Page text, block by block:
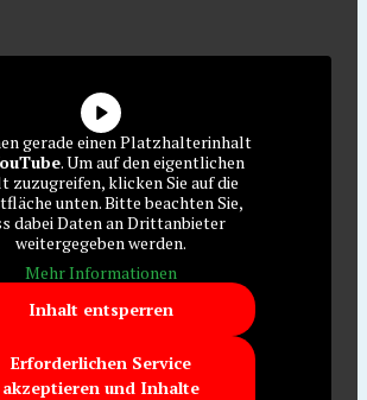
gerade einen Platzhalterinhalt
. Um auf den eigentlichen
zuzugreifen, klicken Sie auf die
unten. Bitte beachten Sie,
dabei Daten an Drittanbieter
weitergegeben werden.
Mehr Informationen
Inhalt entsperren
Erforderlichen Service
akzeptieren und Inhalte